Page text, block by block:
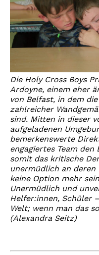
Die Holy Cross Boys
Ardoyne, einem eher
von Belfast, in dem
zahlreicher
sind. Mitten in dieser
aufgeladenen
bemerkenswerte
engagiertes Team den
somit das kritische
unermüdlich an deren
keine Option mehr
Unermüdlich und
Helfer:innen, Schüler
Welt; wenn man das
(Alexandra Seitz)